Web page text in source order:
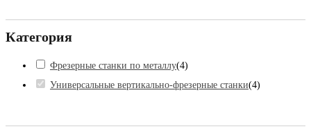
Категория
Фрезерные станки по металлу(4)
Универсальные вертикально-фрезерные станки(4)